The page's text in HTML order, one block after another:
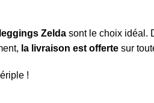
leggings Zelda sont le choix idéal.
la livraison est offerte sur
!